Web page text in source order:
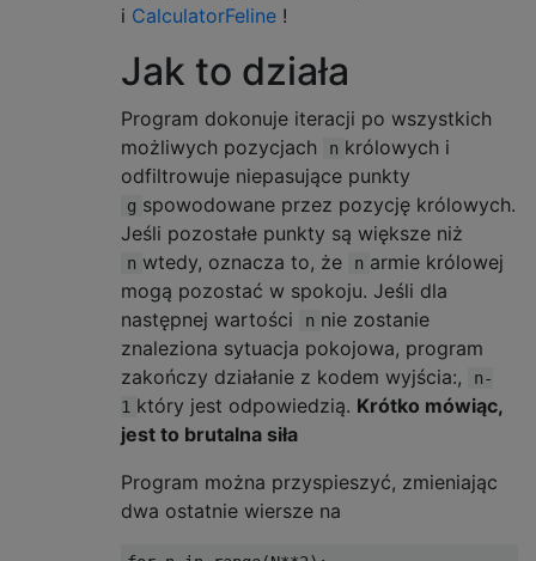
i CalculatorFeline !
Jak to działa
Program dokonuje iteracji po wszystkich
możliwych pozycjach
n królowych i
odfiltrowuje niepasujące punkty
g spowodowane przez pozycję królowych.
Jeśli pozostałe punkty są większe niż
n wtedy, oznacza to, że n armie królowej
mogą pozostać w spokoju. Jeśli dla
następnej wartości
n nie zostanie
znaleziona sytuacja pokojowa, program
zakończy działanie z kodem wyjścia:,
n-
1 który jest odpowiedzią. Krótko mówiąc,
jest to brutalna siła
Program można przyspieszyć, zmieniając
dwa ostatnie wiersze na